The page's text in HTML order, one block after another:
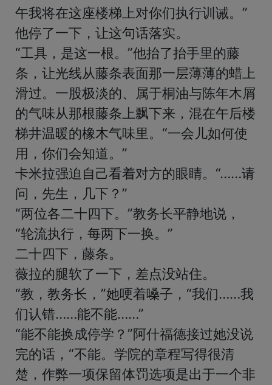
午我将在这座楼梯上对你们执行训诫。”
他停了一下，让这句话落实。
“工具，是这一根。”他抬了抬手里的藤
条，让光线从藤条表面那一层薄薄的蜡上
滑过。一股极淡的、属于桐油与陈年木屑
的气味从那根藤条上飘下来，混在午后楼
梯井温暖的橡木气味里。“一会儿如何使
用，你们会知道。”
卡米拉强迫自己看着对方的眼睛。“……请
问，先生，几下？”
“两位各二十四下。”教务长平静地说，
“轮流执行，每两下一换。”
二十四下，藤条。
薇拉的腿软了一下，差点没站住。
“教，教务长，”她哽着嗓子，“我们……我
们认错……能不能……”
“能不能换成停学？”阿什福德接过她没说
完的话，“不能。学院的章程写得很清
楚，作弊一项保留体罚选项是出于一个非